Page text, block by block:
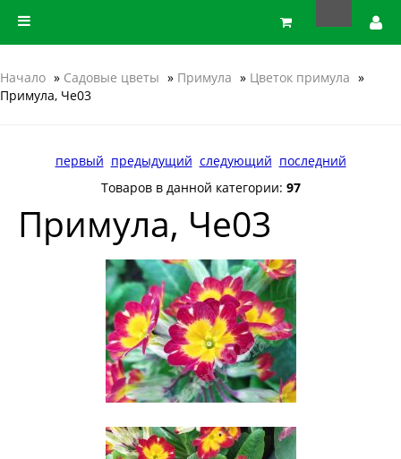
Начало » Садовые цветы » Примула » Цветок примула »
Примула, Че03
первый предыдущий следующий последний
Товаров в данной категории: 97
Примула, Че03